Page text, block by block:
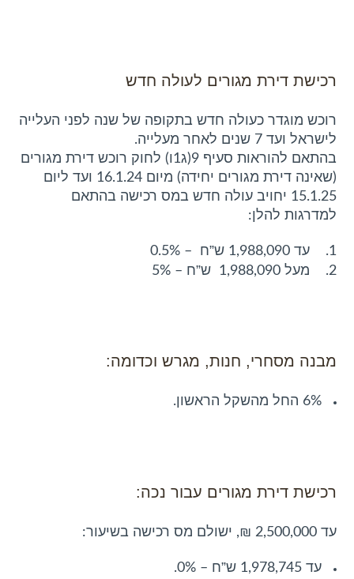
רכישת דירת מגורים לעולה חדש
רוכש מוגדר כעולה חדש בתקופה של שנה לפני העלייה
לישראל ועד 7 שנים לאחר מעלייה.
בהתאם להוראות סעיף 9(ג1ו) לחוק רוכש דירת מגורים
(שאינה דירת מגורים יחידה) מיום 16.1.24 ועד ליום
15.1.25 יחויב עולה חדש במס רכישה בהתאם
למדרגות להלן:
1. עד 1,988,090 ש”ח – 0.5%
2. מעל 1,988,090
ש”ח – 5%
מבנה מסחרי, חנות, מגרש וכדומה:
6% החל מהשקל הראשון.
רכישת דירת מגורים עבור נכה:
עד 2,500,000 ₪, ישולם מס רכישה בשיעור:
עד 1,978,745 ש”ח – 0%.